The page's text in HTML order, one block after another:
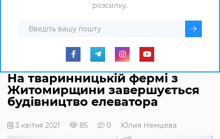
розсилку.
На тваринницькій фермі з
Житомирщини завершується
будівництво елеватора
3 квітня 2021 85 0 Юлия Немцева